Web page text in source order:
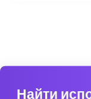
Найти